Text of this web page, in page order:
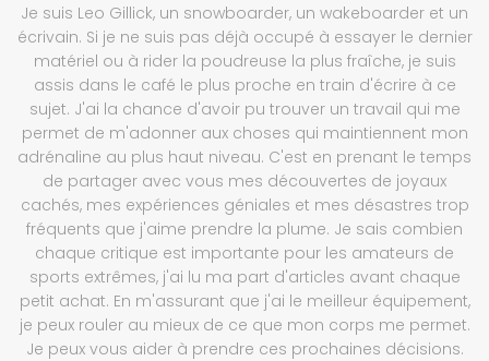
Je suis Leo Gillick, un snowboarder, un wakeboarder et un
écrivain. Si je ne suis pas déjà occupé à essayer le dernier
matériel ou à rider la poudreuse la plus fraîche, je suis
assis dans le café le plus proche en train d'écrire à ce
sujet. J'ai la chance d'avoir pu trouver un travail qui me
permet de m'adonner aux choses qui maintiennent mon
adrénaline au plus haut niveau. C'est en prenant le temps
de partager avec vous mes découvertes de joyaux
cachés, mes expériences géniales et mes désastres trop
fréquents que j'aime prendre la plume. Je sais combien
chaque critique est importante pour les amateurs de
sports extrêmes, j'ai lu ma part d'articles avant chaque
petit achat. En m'assurant que j'ai le meilleur équipement,
je peux rouler au mieux de ce que mon corps me permet.
Je peux vous aider à prendre ces prochaines décisions.